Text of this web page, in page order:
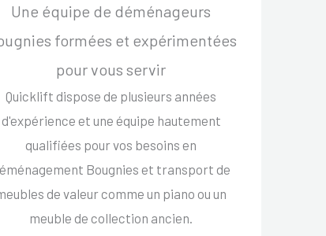
Une équipe de déménageurs
formées et expérimentées
pour vous servir
Quicklift dispose de plusieurs années
d'expérience et une équipe hautement
qualifiées pour vos besoins en
Bougnies et transport de
de valeur comme un piano ou un
meuble de collection ancien.